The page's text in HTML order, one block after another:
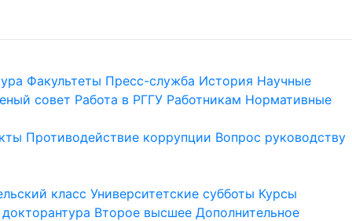
Факультеты Пресс-служба История Научные
совет Работа в РГГУ Работникам Нормативные
Противодействие коррупции Вопрос руководству
класс Университетские субботы Курсы
Второе высшее Дополнительное